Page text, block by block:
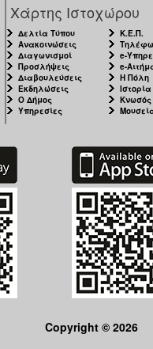
Χάρτης Ιστοχώρου
Δελτία Τύπου
Ανακοινώσεις
Διαγωνισμοί
Προσλήψεις
Διαβουλεύσεις
Εκδηλώσεις
Ο Δήμος
Υπηρεσίες
Κ.Ε.Π.
e-
e-
Η Πόλη
Ιστορία
Κνωσός
Copyright © 2026